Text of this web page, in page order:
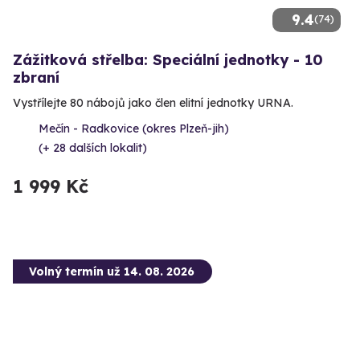
9.4(74)
Zážitková střelba: Speciální jednotky - 10
zbraní
Vystřílejte 80 nábojů jako člen elitní jednotky URNA.
Mečín - Radkovice (okres Plzeň-jih)
(+ 28 dalších lokalit)
1 999 Kč
Volný termín už 14. 08. 2026